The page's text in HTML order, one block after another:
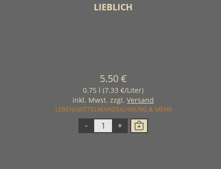
LIEBLICH
5.50 €
0.75 l (7.33 €/Liter)
inkl. Mwst. zzgl.Versand
LEBENSMITTELKENNZEICHNUNG & MEHR
- +